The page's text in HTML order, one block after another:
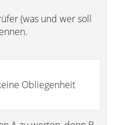
(was und wer soll
Obliegenheit